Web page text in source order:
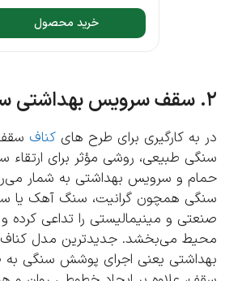
خرید محصول
کارگیری برای طرح های کنافسقف
طبیعی، روشی مؤثر برای ارتقاء سطح
و سرویس بهداشتی به شمار می‌رود.
همچون گرانیت، سنگ آهک یا
و مینیمالیستی را تداعی کرده و
می‌بخشد. جدیدترین مدل کناف
یعنی اجرای پوشش سنگی به صورت